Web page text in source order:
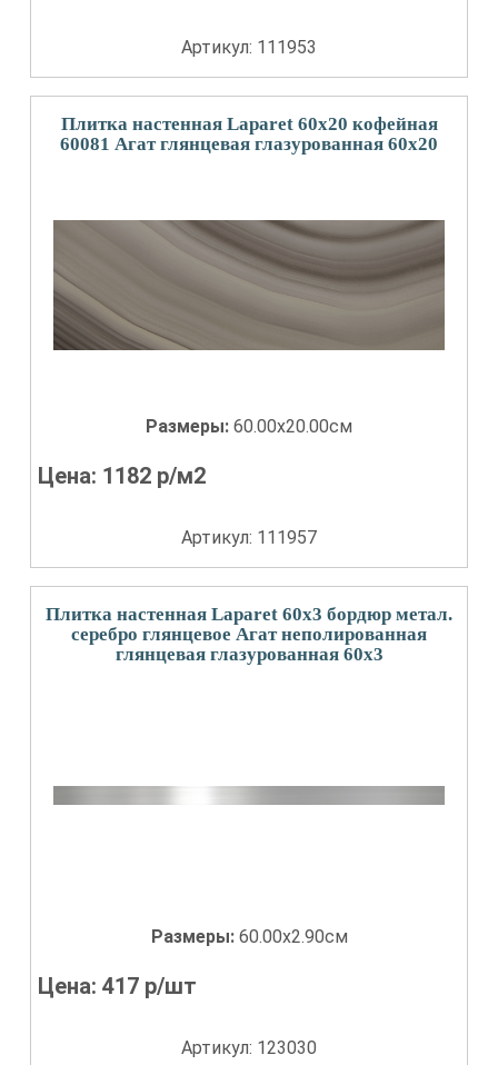
Артикул: 111953
Плитка настенная Laparet 60x20 кофейная
60081 Агат глянцевая глазурованная 60x20
Размеры: 60.00x20.00см
Цена: 1182 р/м2
Артикул: 111957
Плитка настенная Laparet 60x3 бордюр метал.
серебро глянцевое Агат неполированная
глянцевая глазурованная 60x3
Размеры: 60.00x2.90см
Цена:417 р/шт
Артикул: 123030